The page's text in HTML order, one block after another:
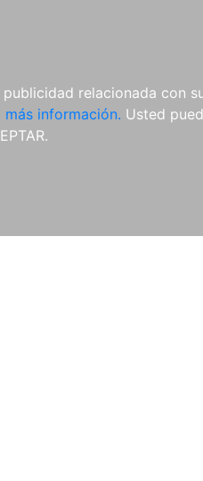
relacionada con
información. Usted
Colecciones